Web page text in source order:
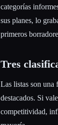
categorías
sus planes, lo
primeros
Tres
Las listas son una
destacados. Si
competitividad,